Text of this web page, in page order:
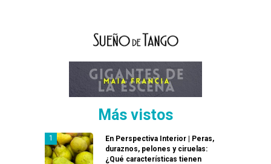
Más vistos
En Perspectiva Interior | Peras,
duraznos, pelones y ciruelas:
¿Qué características tienen